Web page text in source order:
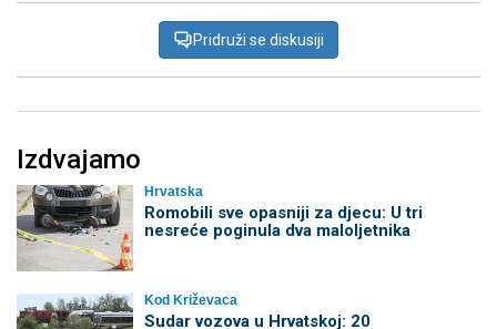
Pridruži se diskusiji
Izdvajamo
Hrvatska
Romobili sve opasniji za djecu: U tri
nesreće poginula dva maloljetnika
Kod Križevaca
Sudar vozova u Hrvatskoj: 20